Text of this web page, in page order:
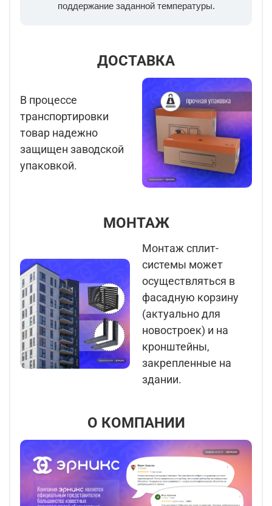
поддержание заданной температуры.
ДОСТАВКА
В процессе
транспортировки
товар надежно
защищен заводской
упаковкой.
МОНТАЖ
Монтаж сплит-
системы может
осуществляться в
фасадную корзину
(актуально для
новостроек) и на
кронштейны,
закрепленные на
здании.
О КОМПАНИИ